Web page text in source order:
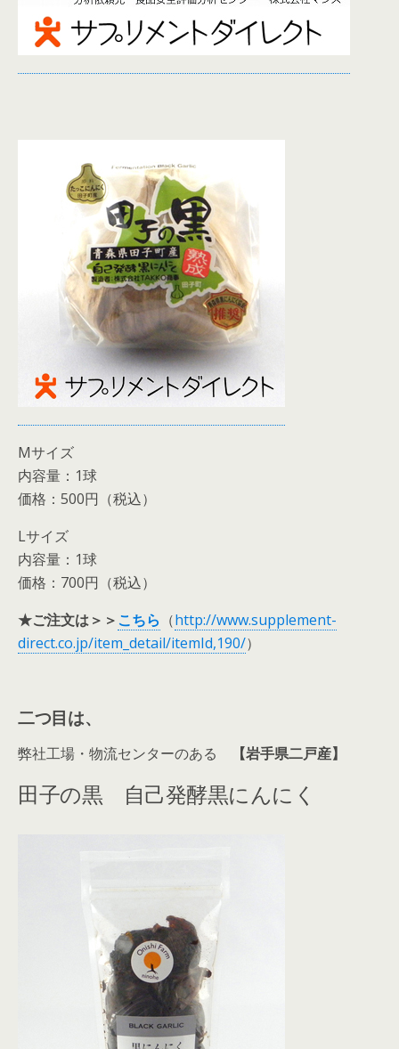
Mサイズ
内容量：1球
価格：500円（税込）
Lサイズ
内容量：1球
価格：700円（税込）
★ご注文は＞＞ こちら （http://www.supplement-
direct.co.jp/item_detail/itemId,190/）
二つ目は、
弊社工場・物流センターのある 【岩手県二戸産】
田子の黒 自己発酵黒にんにく